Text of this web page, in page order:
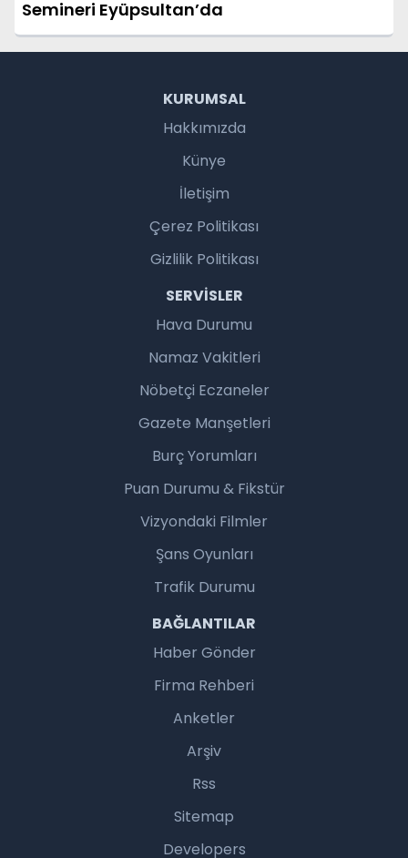
Semineri Eyüpsultan’da
KURUMSAL
Hakkımızda
Künye
İletişim
Çerez Politikası
Gizlilik Politikası
SERVISLER
Hava Durumu
Namaz Vakitleri
Nöbetçi Eczaneler
Gazete Manşetleri
Burç Yorumları
Puan Durumu & Fikstür
Vizyondaki Filmler
Şans Oyunları
Trafik Durumu
BAĞLANTILAR
Haber Gönder
Firma Rehberi
Anketler
Arşiv
Rss
Sitemap
Developers